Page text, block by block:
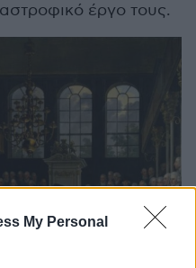
My Personal
έργο τους.